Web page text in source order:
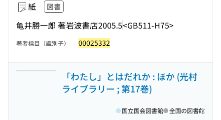
紙 図書
亀井勝一郎 著岩波書店2005.5<GB511-H75>
著者標目（識別子） 00025332
「わたし」とはだれか : ほか (光村
ライブラリー ; 第17巻)
国立国会図書館 全国の図書館